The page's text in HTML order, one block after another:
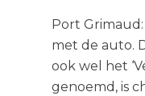
Port
met de auto.
ook wel het
genoemd, is